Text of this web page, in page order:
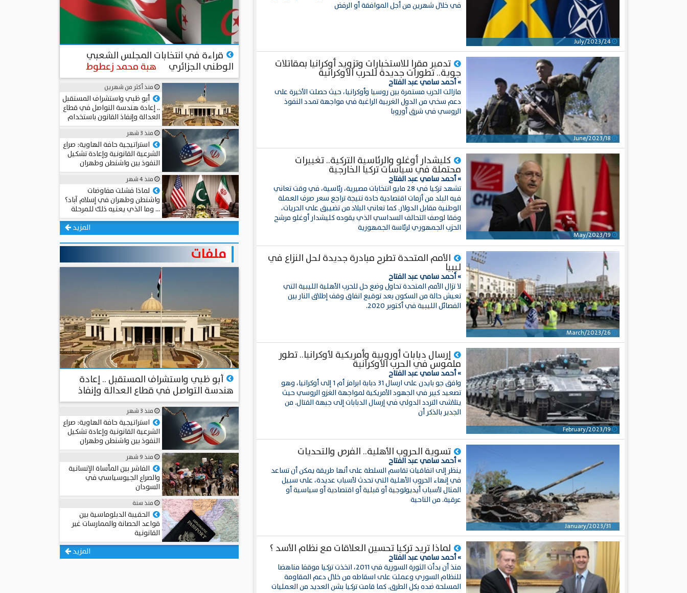
في خلال شهرين من أجل الموافقة أو الرفض
تدمير مقرا للاستخبارات وتزويد أوكرانيا بمقاتلات
جوية.. تطورات جديدة للحرب الأوكرانية
» أحمد سامي عبد الفتاح
مازالت الحرب مستمرة بين روسيا وأوكرانيا، حيث حصلت الأخيرة على
دعم سخي من الدول الغربية الراغبة في مواجهة تمدد النفوذ
الروسي في شرق أوروبا
كليشدار أوغلو والرئاسية التركية.. تغييرات
محتملة في سياسات تركيا الخارجية
» أحمد سامي عبد الفتاح
تشهد تركيا في 28 مايو انتخابات مصيرية، رئاسية، في وقت تعاني
فيه البلد من أزمات اقتصادية حادة نتيجة تراجع سعر صرف العملة
الوطنية مقابل الدولار. كما تعاني البلاد من تضييق على الحريات،
وفقا لوصف التحالف السداسي الذي يقوده كليشدار أوغلو مرشح
الحزب الجمهوري لرئاسة الجمهورية
الأمم المتحدة تطرح مبادرة جديدة لحل النزاع في
ليبيا
» أحمد سامي عبد الفتاح
لا تزال الأمم المتحدة تحاول وضع حل للحرب الأهلية الليبية التي
تعيش حالة من السكون بعد توقيع اتفاق وقف إطلاق النار بين
الفصائل الليبية في أكتوبر 2020.
إرسال دبابات أوروبية وأمريكية لأوكرانيا.. تطور
ملموس في الحرب الأوكرانية
» أحمد سامي عبد الفتاح
وافق جو بايدن على ارسال 31 دبابة ابرامز أم 1 إلى أوكرانيا، وهو
تصعيد كبير في الجهود الأمريكية لمواجهة الغزو الروسي حيث
يتلاشى التردد الدولي في إرسال الدبابات إلى جبهة القتال. من
الجدير بالذكر أن
تسوية الحروب الأهلية.. الفرص والتحديات
» أحمد سامي عبد الفتاح
ينظر إلى اتفاقيات تقاسم السلطة على أنها طريقة يمكن أن تساعد
في إنهاء الحروب الأهلية التي تحدث لأسباب عديدة، على سبيل
المثال لأسباب أيديولوجية أو قبلية أو اقتصادية أو سياسية أو
عرقية. من الناحية
لماذا تريد تركيا تحسين العلاقات مع نظام الأسد ؟
» أحمد سامي عبد الفتاح
منذ أن بدأت الثورة السورية في 2011، اتخذت تركيا موقفا مناهضا
للنظام السوري وعملت على اسقاطه من خلال دعم المقاومة
المسلحة ضده بكل الطرق. كما قامت تركيا بشن العديد من العمليات
قراءة في انتخابات المجلس الشعبي
الوطني الجزائري هبة محمد زعطوط
منذ أكثر من شهرين
أبو ظبي واستشراف المستقبل
.. إعادة هندسة التواصل في قطاع
العدالة وإنفاذ القانون باستخدام
الذكاء الاصطناعي
المستشار د. سامي الطوخي
منذ 3 شهر
استراتيجية حافة الهاوية: صراع
الشرعية القانونية وإعادة تشكيل
النفوذ بين واشنطن وطهران
عميد د. محمد حجاب
منذ 4 شهر
لماذا فشلت مفاوضات
واشنطن وطهران في إسلام آباد؟
… وما الذي يعنيه ذلك للمرحلة
المقبلة؟
المزيد
ملفات
منذ أكثر من شهرين
أبو ظبي واستشراف المستقبل .. إعادة
هندسة التواصل في قطاع العدالة وإنفاذ
القانون باستخدام الذكاء الاصطناعي
المستشار د. سامي الطوخي
منذ 3 شهر
استراتيجية حافة الهاوية: صراع
الشرعية القانونية وإعادة تشكيل
النفوذ بين واشنطن وطهران
عميد د. محمد حجاب
منذ 9 شهر
الفاشر بين المأساة الإنسانية
والصراع الجيوسياسي في
السودان
مريم عماد
منذ سنة
الحقيبة الدبلوماسية بين
قواعد الحصانة والممارسات غير
القانونية
محمد عبد الجيد عبد الجيد
المزيد